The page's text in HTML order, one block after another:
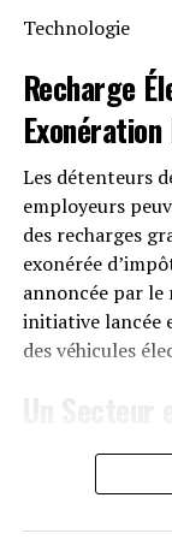
intempéries
des
Le solarbank 2
d’Anker SOLIX
1299 euros.
« early bird »
2025,
le Solarbank 2
Technologie
Recharge
Les détenteurs
employeurs
des recharges
exonérée
annoncée par le
initiative lancée
des véhicules
Cette
que le marché